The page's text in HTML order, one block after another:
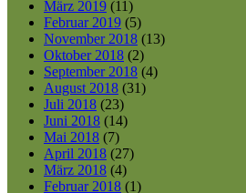
März 2019 (11)
Februar 2019 (5)
November 2018 (13)
Oktober 2018 (2)
September 2018 (4)
August 2018 (31)
Juli 2018 (23)
Juni 2018 (14)
Mai 2018 (7)
April 2018 (27)
März 2018 (4)
Februar 2018 (1)